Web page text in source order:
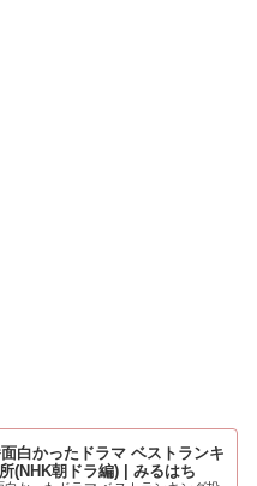
白かったドラマ ベストランキ
(NHK朝ドラ編) | みるはち